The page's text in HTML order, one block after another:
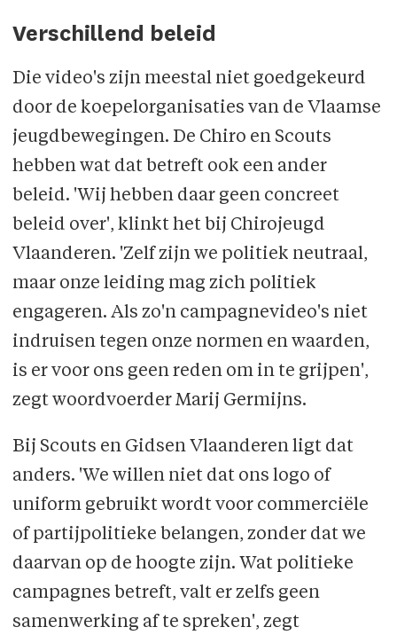
Verschillend beleid
Die video's zijn meestal niet goedgekeurd
door de koepelorganisaties van de Vlaamse
jeugdbewegingen. De Chiro en Scouts
hebben wat dat betreft ook een ander
beleid. 'Wij hebben daar geen concreet
beleid over', klinkt het bij Chirojeugd
Vlaanderen. 'Zelf zijn we politiek neutraal,
maar onze leiding mag zich politiek
engageren. Als zo'n campagne­video's niet
indruisen tegen onze normen en waarden,
is er voor ons geen reden om in te grijpen',
zegt woordvoerder Marij Germijns.
Bij Scouts en Gidsen Vlaanderen ligt dat
anders. 'We willen niet dat ons logo of
uniform gebruikt wordt voor commerciële
of partijpolitieke belangen, zonder dat we
daar­van op de hoogte zijn. Wat politieke
cam­pagnes betreft, valt er zelfs geen
samen­werking af te spreken', zegt